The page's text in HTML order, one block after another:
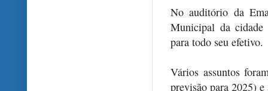
No auditório da
Municipal da cidade
para todo seu efetivo.
Vários assuntos
previsão para 2025)